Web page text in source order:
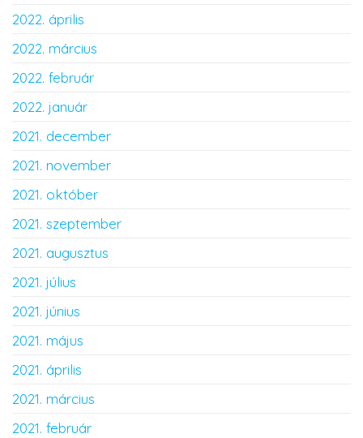
2022. április
2022. március
2022. február
2022. január
2021. december
2021. november
2021. október
2021. szeptember
2021. augusztus
2021. július
2021. június
2021. május
2021. április
2021. március
2021. február